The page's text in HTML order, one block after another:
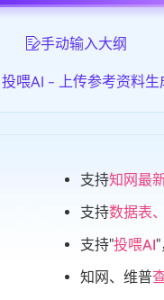
手动输入大纲
投喂AI - 上传参考资料生
支持知网最
支持数据表
支持"投喂AI
知网、维普